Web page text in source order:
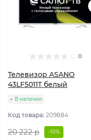
0
Телевизор ASANO
43LF5011T белый
В наличии
Код товара: 209884
20 222 р -10%